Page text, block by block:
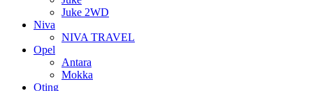
Juke 2WD
Niva
NIVA TRAVEL
Opel
Antara
Mokka
Oting